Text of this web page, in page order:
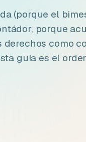
(porque el
porque
como
guía es el